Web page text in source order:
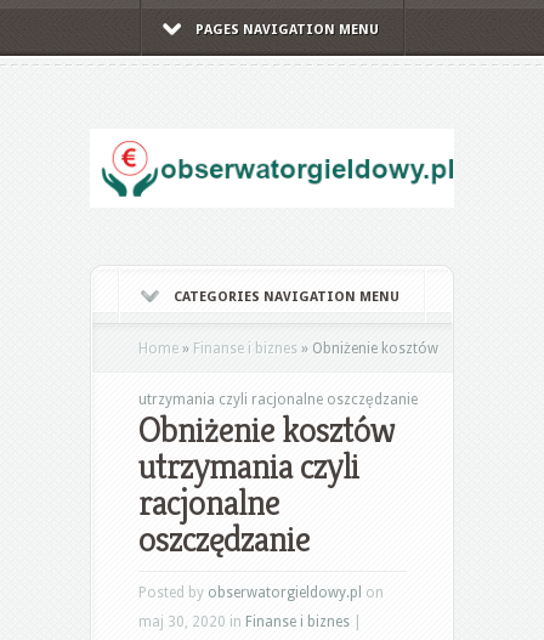
PAGES NAVIGATION MENU
CATEGORIES NAVIGATION MENU
Home » Finanse i biznes » Obniżenie kosztów
utrzymania czyli racjonalne oszczędzanie
Obniżenie kosztów
utrzymania czyli
racjonalne
oszczędzanie
Posted by obserwatorgieldowy.pl on
maj 30, 2020 in Finanse i biznes